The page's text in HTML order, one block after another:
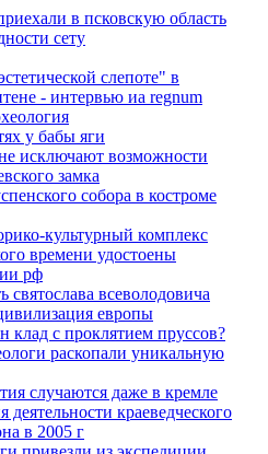
в псковскую область
сету
слепоте" в
- интервью иа regnum
у бабы яги
исключают возможности
замка
собора в костроме
культурный комплекс
времени удостоены
рф
святослава всеволодовича
европы
клад с проклятием пруссов?
раскопали уникальную
случаются даже в кремле
краеведческого
в 2005 г